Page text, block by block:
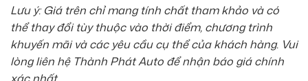
Lưu ý: Giá trên chỉ mang tính chất tham khảo và có
thể thay đổi tùy thuộc vào thời điểm, chương trình
khuyến mãi và các yêu cầu cụ thể của khách hàng. Vui
lòng liên hệ Thành Phát Auto để nhận báo giá chính